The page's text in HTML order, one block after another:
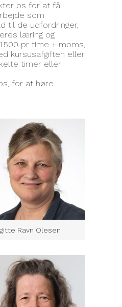
os for at få
som
til de udfordringer,
læring og
pr time + moms,
kursusafgiften eller
timer eller
for at høre
Ravn Olesen